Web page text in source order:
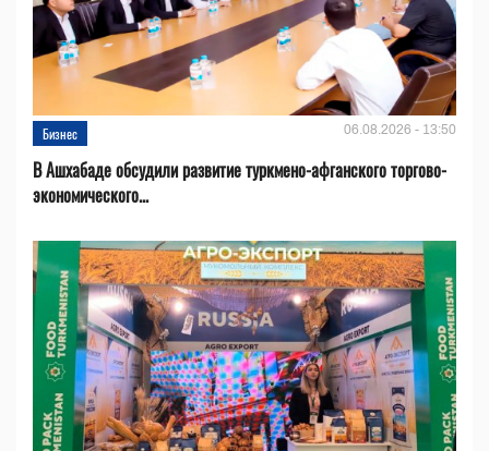
Бизнес 06.08.2026 - 13:50
В Ашхабаде обсудили развитие туркмено-афганского торгово-
экономического...